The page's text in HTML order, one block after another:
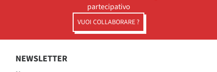
partecipativo
VUOI COLLABORARE ?
NEWSLETTER